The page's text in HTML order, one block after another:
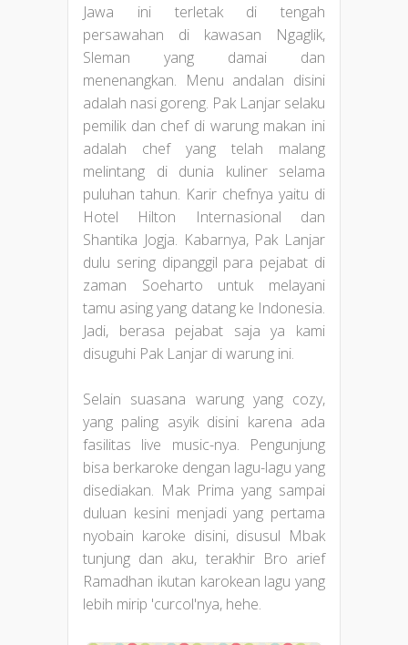
Jawa ini terletak di tengah
persawahan di kawasan Ngaglik,
Sleman yang damai dan
menenangkan. Menu andalan disini
adalah nasi goreng. Pak Lanjar selaku
pemilik dan chef di warung makan ini
adalah chef yang telah malang
melintang di dunia kuliner selama
puluhan tahun. Karir chefnya yaitu di
Hotel Hilton Internasional dan
Shantika Jogja. Kabarnya, Pak Lanjar
dulu sering dipanggil para pejabat di
zaman Soeharto untuk melayani
tamu asing yang datang ke Indonesia.
Jadi, berasa pejabat saja ya kami
disuguhi Pak Lanjar di warung ini.
Selain suasana warung yang cozy,
yang paling asyik disini karena ada
fasilitas live music-nya. Pengunjung
bisa berkaroke dengan lagu-lagu yang
disediakan. Mak Prima yang sampai
duluan kesini menjadi yang pertama
nyobain karoke disini, disusul Mbak
tunjung dan aku, terakhir Bro arief
Ramadhan ikutan karokean lagu yang
lebih mirip 'curcol'nya, hehe.